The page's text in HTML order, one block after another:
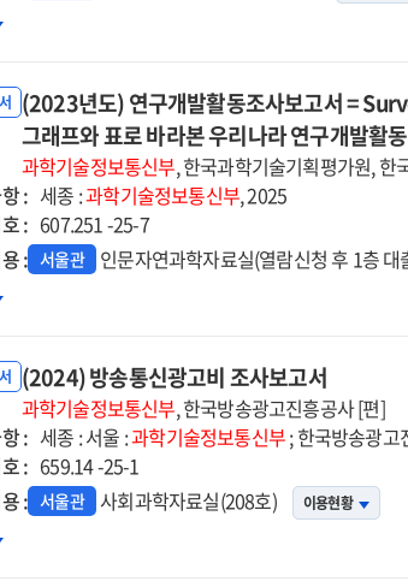
넷백서
(2023년도) 연구개발활동조사보고서 =
그래프와 표로 바라본 우리나라 연구개발활동
과학기술정보통신부, 한국과학기술기획평가원, 한
: 세종 :과학기술정보통신부, 2025
: 607.251 -25-7
: 서울관 인문자연과학자료실(열람신청 후 1층 대
)
(2024) 방송통신광고비 조사보고서
과학기술정보통신부, 한국방송광고진흥공사 [편]
: 세종 : 서울 :과학기술정보통신부; 한국방송광고
: 659.14 -25-1
: 서울관 사회과학자료실(208호) 이용현황